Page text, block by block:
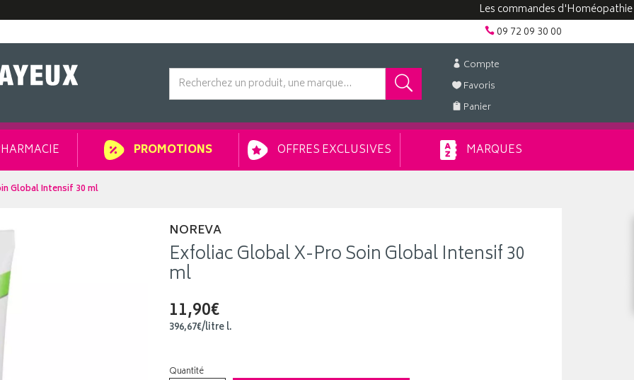
Les commandes d'Homéopathie
09 72 09 30 00
Compte
Favoris
Panier
PROMOTIONS OFFRES EXCLUSIVES MARQUES
Global Intensif 30 ml
NOREVA
Exfoliac Global X-Pro Soin Global Intensif 30
ml
11,90€
396,67€/litrel.
Quantité